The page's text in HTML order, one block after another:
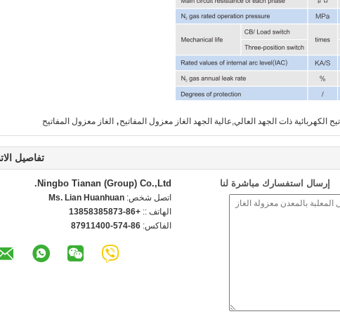
الكهربائية ذات الجهد العالي,عالية الجهد الغاز معزول المفاتيح, الغاز معزول المفاتيح
تفاصيل
Ningbo Tianan (Group) Co.,Ltd.
اتصل شخص: Ms. Lian Huanhuan
الهاتف :: +86-13858385873
الفاكس: 86-574-87911400
إرسال استفسارك مباشرة لنا